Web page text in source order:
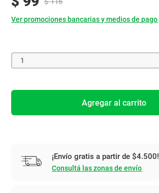
Ver promociones bancarias y medios de pago
1
Agregar al carrito
¡Envío gratis a partir de $4.500!
Consultá las zonas de envío